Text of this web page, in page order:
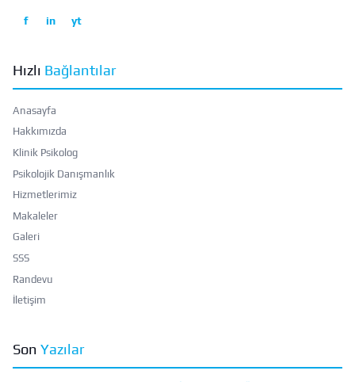
f in yt
Hızlı Bağlantılar
Anasayfa
Hakkımızda
Klinik Psikolog
Psikolojik Danışmanlık
Hizmetlerimiz
Makaleler
Galeri
SSS
Randevu
İletişim
Son Yazılar